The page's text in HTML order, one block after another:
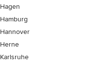
Hagen
Hamburg
Hannover
Herne
Karlsruhe